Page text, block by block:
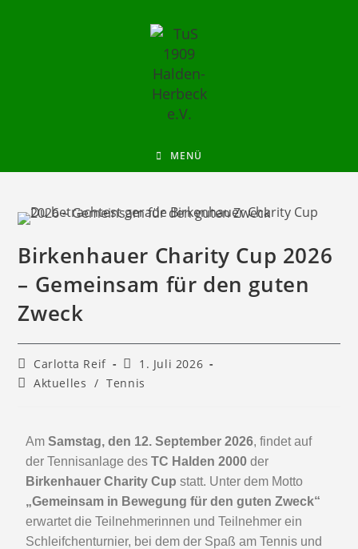
MENÜ
Birkenhauer Charity Cup 2026
– Gemeinsam für den guten
Zweck
Carlotta Reif
1. Juli 2026
Aktuelles / Tennis
AmSamstag, den 12. September 2026, findet auf
der Tennisanlage desTC Halden 2000 der
Birkenhauer Charity Cup statt. Unter dem Motto
„Gemeinsam in Bewegung für den guten Zweck“
erwartet die Teilnehmerinnen und Teilnehmer ein
Schleifchenturnier, bei dem der Spaß am Tennis und